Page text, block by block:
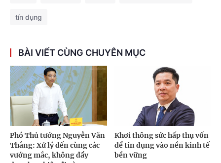
tín dụng
BÀI VIẾT CÙNG CHUYÊN MỤC
Phó Thủ tướng Nguyễn Văn
Thắng: Xử lý đến cùng các
vướng mắc, không đẩy
Khơi thông sức hấp thụ vốn
để tín dụng vào nền kinh tế
bền vững